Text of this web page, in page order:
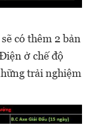
có thêm 2 bản
ở chế độ
trải nghiệm